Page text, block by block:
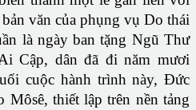
văn của phụng vụ Do thái
là ngày ban tặng Ngũ Thư
Cập, dân đã đi năm mươi
cuộc hành trình này, Đức
Môsê, thiết lập trên nền tảng